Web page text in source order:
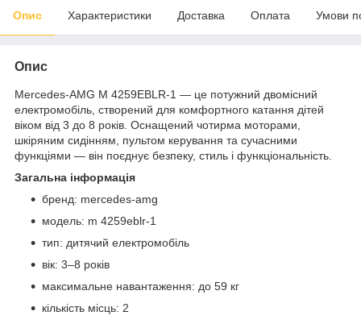
Опис Характеристики Доставка Оплата Умови
Опис
Mercedes-AMG M 4259EBLR-1 — це потужний двомісний
електромобіль, створений для комфортного катання дітей
віком від 3 до 8 років. Оснащений чотирма моторами,
шкіряним сидінням, пультом керування та сучасними
функціями — він поєднує безпеку, стиль і функціональність.
Загальна інформація
бренд: mercedes-amg
модель: m 4259eblr-1
тип: дитячий електромобіль
вік: 3–8 років
максимальне навантаження: до 59 кг
кількість місць: 2